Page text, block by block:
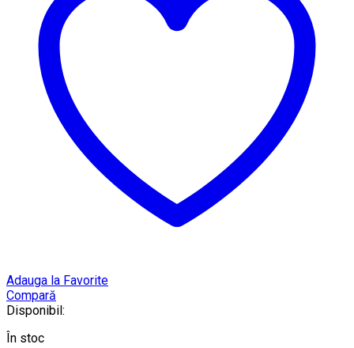
Adauga la Favorite
Compară
Disponibil:
În stoc